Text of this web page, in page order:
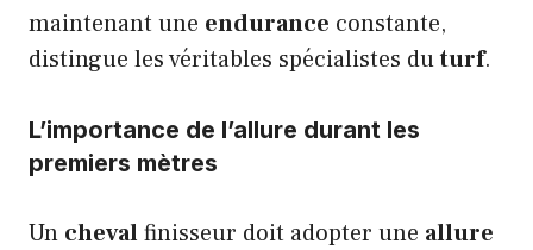
maintenant une endurance constante,
distingue les véritables spécialistes duturf.
L’importance de l’allure durant les
premiers mètres
Un chevalfinisseur doit adopter une allure